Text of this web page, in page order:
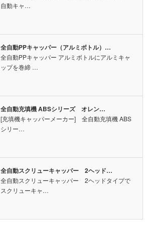
自動キャ…
全自動PPキャッパー（アルミボトル）…
全自動PPキャッパー アルミボトルにアルミキャ
ップを巻締 …
全自動充填機 ABSシリーズ オレン…
[充填機キャッパーメーカー] 全自動充填機 ABS
シリー…
全自動スクリューキャッパー 2ヘッド…
全自動スクリューキャッパー 2ヘッドタイプで
スクリューキャ…